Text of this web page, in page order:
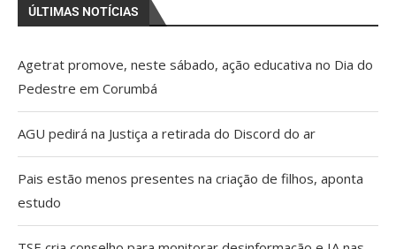
ÚLTIMAS NOTÍCIAS
Agetrat promove, neste sábado, ação educativa no Dia do
Pedestre em Corumbá
AGU pedirá na Justiça a retirada do Discord do ar
Pais estão menos presentes na criação de filhos, aponta
estudo